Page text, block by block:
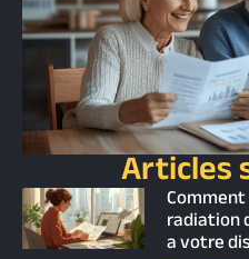
Articles
radiation
a votre